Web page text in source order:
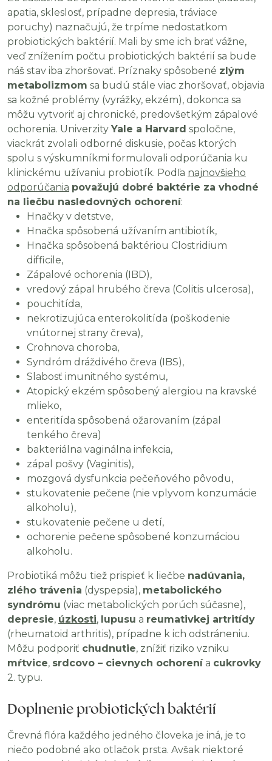
apatia, skleslosť, prípadne depresia, tráviace
poruchy) naznačujú, že trpíme nedostatkom
probiotických baktérií. Mali by sme ich brať vážne,
veď znížením počtu probiotických baktérií sa bude
náš stav iba zhoršovať. Príznaky spôsobené zlým
metabolizmom sa budú stále viac zhoršovať, objavia
sa kožné problémy (vyrážky, ekzém), dokonca sa
môžu vytvoriť aj chronické, predovšetkým zápalové
ochorenia. Univerzity Yale a Harvard spoločne,
viackrát zvolali odborné diskusie, počas ktorých
spolu s výskumníkmi formulovali odporúčania ku
klinickému užívaniu probiotík. Podľa najnovšieho
odporúčania považujú dobré baktérie za vhodné
na liečbu nasledovných ochorení:
Hnačky v detstve,
Hnačka spôsobená užívaním antibiotík,
Hnačka spôsobená baktériou Clostridium
difficile,
Zápalové ochorenia (IBD),
vredový zápal hrubého čreva (Colitis ulcerosa),
pouchitída,
nekrotizujúca enterokolitída (poškodenie
vnútornej strany čreva),
Crohnova choroba,
Syndróm dráždivého čreva (IBS),
Slabosť imunitného systému,
Atopický ekzém spôsobený alergiou na kravské
mlieko,
enteritída spôsobená ožarovaním (zápal
tenkého čreva)
bakteriálna vaginálna infekcia,
zápal pošvy (Vaginitis),
mozgová dysfunkcia pečeňového pôvodu,
stukovatenie pečene (nie vplyvom konzumácie
alkoholu),
stukovatenie pečene u detí,
ochorenie pečene spôsobené konzumáciou
alkoholu.
Probiotiká môžu tiež prispieť k liečbe nadúvania,
zlého trávenia (dyspepsia), metabolického
syndrómu (viac metabolických porúch súčasne),
depresie, úzkosti, lupusu a reumativkej artritídy
(rheumatoid arthritis), prípadne k ich odstráneniu.
Môžu podporiť chudnutie, znížiť riziko vzniku
mŕtvice, srdcovo – cievnych ochorenía cukrovky
2. typu.
Doplnenie probiotických baktérií
Črevná flóra každého jedného človeka je iná, je to
niečo podobné ako otlačok prsta. Avšak niektoré